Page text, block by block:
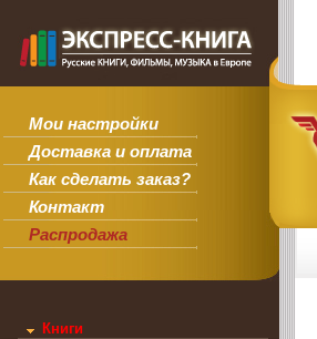
Мои настройки
Доставка и оплата
Как сделать заказ?
Контакт
Распродажа
Книги